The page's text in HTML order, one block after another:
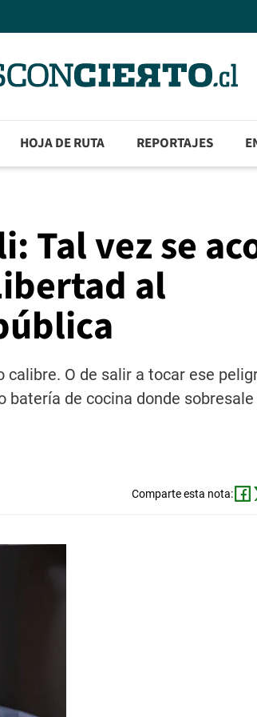
HOJA DE RUTA REPORTAJES
Tal vez se
al
O de salir a tocar ese
de cocina donde sobresale
Comparte esta nota: